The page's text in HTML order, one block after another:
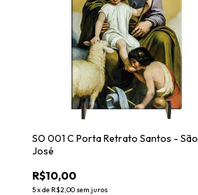
SO 001 C Porta Retrato Santos - São
José
R$10,00
5xde R$2,00 sem juros